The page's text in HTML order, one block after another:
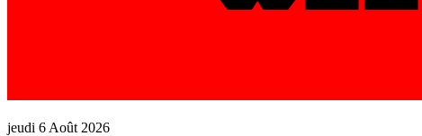
jeudi 6 Août 2026